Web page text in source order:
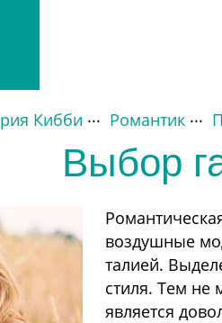
Софт
Софт
Софт
Софт
Яркий
Кибби Романтик
Выбор
воздушные
талией.
стиля. Тем
является